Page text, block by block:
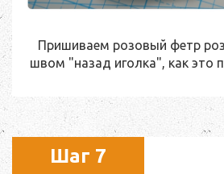
Пришиваем розовый фетр
швом "назад иголка", как это
Шаг 7